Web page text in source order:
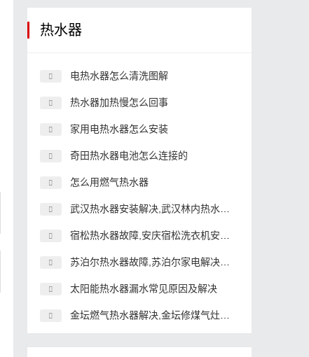
热水器
电热水器怎么清洗图解
热水器加热慢怎么回事
家用电热水器怎么安装
奇田热水器电池怎么连接的
怎么用燃气热水器
武汉热水器安装解决,武汉林内热水器服务
宿松热水器故障,安庆宿松洗衣机安装解决
苏泊尔热水器故障,苏泊尔家电解决服务维修
太阳能热水器漏水常见原因及解决
金坛燃气热水器解决,金坛修煤气灶解决